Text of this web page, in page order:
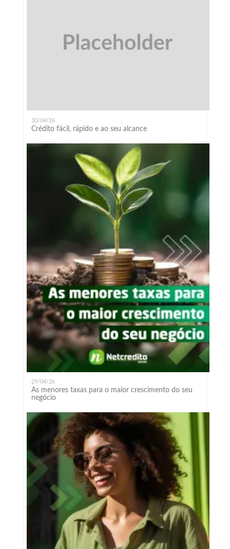
30/04/26
Crédito fácil, rápido e ao seu alcance
29/04/26
As menores taxas para o maior crescimento do seu
negócio